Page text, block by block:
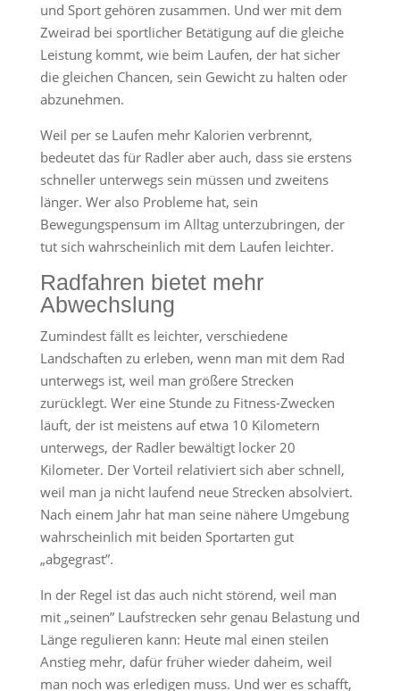
und Sport gehören zusammen. Und wer mit dem
Zweirad bei sportlicher Betätigung auf die gleiche
Leistung kommt, wie beim Laufen, der hat sicher
die gleichen Chancen, sein Gewicht zu halten oder
abzunehmen.
Weil per se Laufen mehr Kalorien verbrennt,
bedeutet das für Radler aber auch, dass sie erstens
schneller unterwegs sein müssen und zweitens
länger. Wer also Probleme hat, sein
Bewegungspensum im Alltag unterzubringen, der
tut sich wahrscheinlich mit dem Laufen leichter.
Radfahren bietet mehr
Abwechslung
Zumindest fällt es leichter, verschiedene
Landschaften zu erleben, wenn man mit dem Rad
unterwegs ist, weil man größere Strecken
zurücklegt. Wer eine Stunde zu Fitness-Zwecken
läuft, der ist meistens auf etwa 10 Kilometern
unterwegs, der Radler bewältigt locker 20
Kilometer. Der Vorteil relativiert sich aber schnell,
weil man ja nicht laufend neue Strecken absolviert.
Nach einem Jahr hat man seine nähere Umgebung
wahrscheinlich mit beiden Sportarten gut
„abgegrast”.
In der Regel ist das auch nicht störend, weil man
mit „seinen” Laufstrecken sehr genau Belastung und
Länge regulieren kann: Heute mal einen steilen
Anstieg mehr, dafür früher wieder daheim, weil
man noch was erledigen muss. Und wer es schafft,